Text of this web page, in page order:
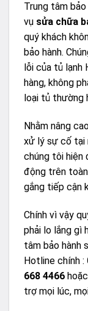
Trung tâm
vụ sửa chữa
quý khách
bảo hành.
lỗi của tủ lạnh
hàng, không
loại tủ thường
Nhằm nâng
xử lý sự cố tại
chúng tôi hiện
động trên
gắng tiếp cận
Chính vì vậy
phải lo lắng gì
tâm bảo hành
Hotline chính :
668 4466
trợ mọi lúc,